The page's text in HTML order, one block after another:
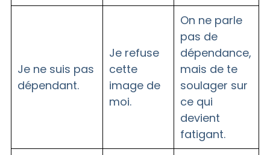
Je ne suis pas
dépendant.
Je refuse
cette
image de
moi.
On ne parle
pas de
dépendance,
mais de te
soulager sur
ce qui
devient
fatigant.